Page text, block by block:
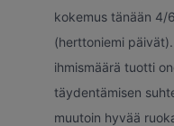
kokemus tänään 4/
(herttoniemi
ihmismäärä tuotti
täydentämisen
muutoin hyvää